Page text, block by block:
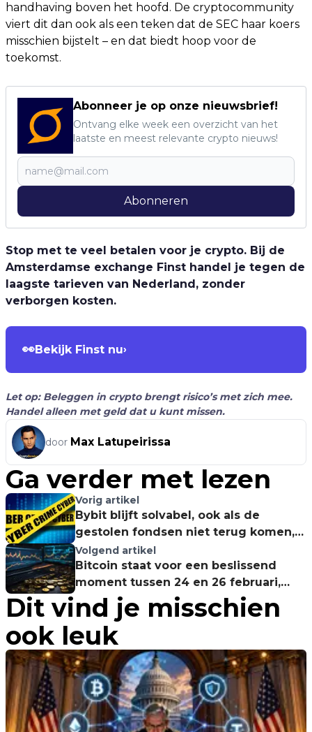
handhaving boven het hoofd. De cryptocommunity
viert dit dan ook als een teken dat de SEC haar koers
misschien bijstelt – en dat biedt hoop voor de
toekomst.
Abonneer je op onze nieuwsbrief!
Ontvang elke week een overzicht van het
laatste en meest relevante crypto nieuws!
Abonneren
Stop met te veel betalen voor je crypto. Bij de
Amsterdamse exchange Finst handel je tegen de
laagste tarieven van Nederland, zonder
verborgen kosten.
👀Bekijk Finst nu›
Let op: Beleggen in crypto brengt risico’s met zich mee.
Handel alleen met geld dat u kunt missen.
door Max Latupeirissa
Ga verder met lezen
Vorig artikel
Bybit blijft solvabel, ook als de
gestolen fondsen niet terug komen,
aldus CEO
Volgend artikel
Bitcoin staat voor een beslissend
moment tussen 24 en 26 februari,
volgens veteraan-analist
Dit vind je misschien
ook leuk